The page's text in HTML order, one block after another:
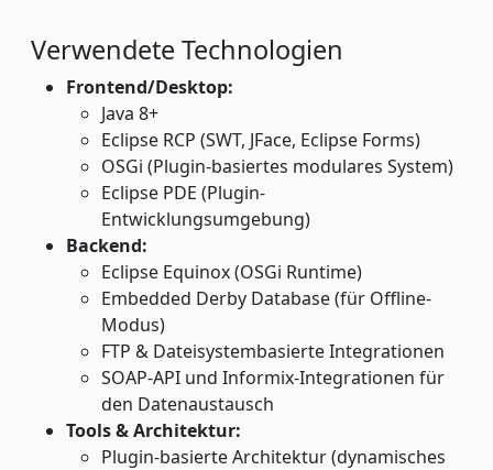
Verwendete Technologien
Frontend/Desktop:
Java 8+
Eclipse RCP (SWT, JFace, Eclipse Forms)
OSGi (Plugin-basiertes modulares System)
Eclipse PDE (Plugin-
Entwicklungsumgebung)
Backend:
Eclipse Equinox (OSGi Runtime)
Embedded Derby Database (für Offline-
Modus)
FTP & Dateisystembasierte Integrationen
SOAP-API und Informix-Integrationen für
den Datenaustausch
Tools & Architektur:
Plugin-basierte Architektur (dynamisches